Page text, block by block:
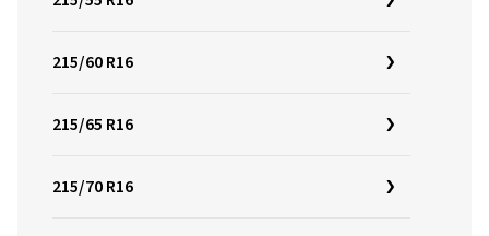
215/60 R16
215/65 R16
215/70 R16